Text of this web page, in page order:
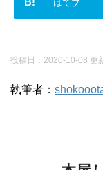
はてブ
投稿日：2020-10-08 更
執筆者：